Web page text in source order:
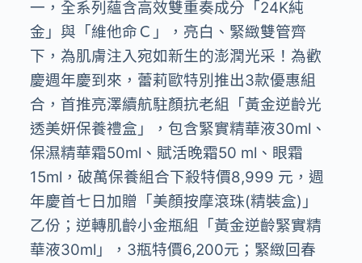
一，全系列蘊含高效雙重奏成分「24K純
金」與「維他命Ｃ」，亮白、緊緻雙管齊
下，為肌膚注入宛如新生的澎潤光采！為歡
慶週年慶到來，蕾莉歐特別推出3款優惠組
合，首推亮澤續航駐顏抗老組「黃⾦逆齡光
透美妍保養禮盒」，包含緊實精華液30ml、
保濕精華霜50ml、賦活晚霜50 ml、眼霜
15ml，破萬保養組合下殺特價8,999 元，週
年慶首七日加贈「美顏按摩滾珠(精裝盒)」
乙份；逆轉肌齡⼩⾦瓶組「⿈⾦逆齡緊實精
華液30ml」，3瓶特價6,200元；緊緻回春